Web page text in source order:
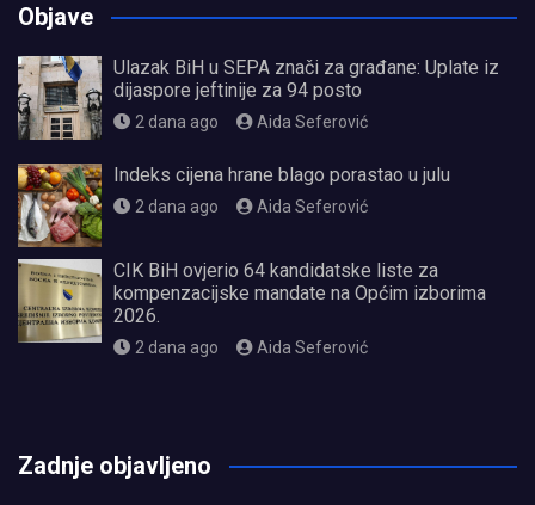
Objave
Ulazak BiH u SEPA znači za građane: Uplate iz
dijaspore jeftinije za 94 posto
2 dana ago Aida Seferović
Indeks cijena hrane blago porastao u julu
2 dana ago Aida Seferović
CIK BiH ovjerio 64 kandidatske liste za
kompenzacijske mandate na Općim izborima
2026.
2 dana ago Aida Seferović
Zadnje objavljeno